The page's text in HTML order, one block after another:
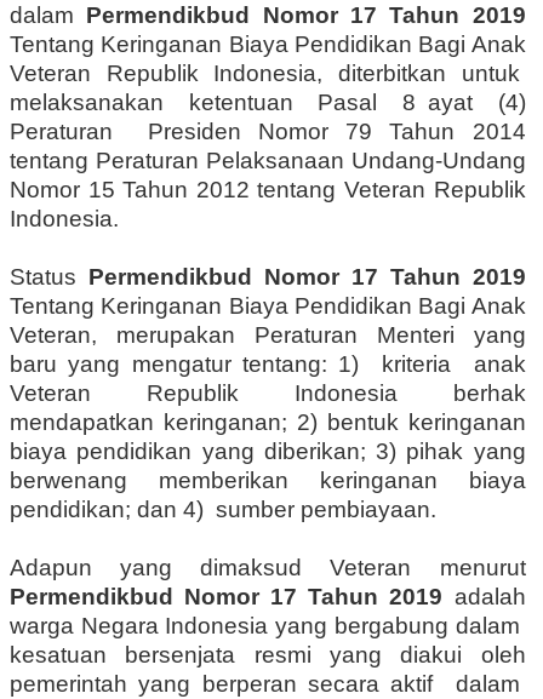
dalam Permendikbud Nomor 17 Tahun 2019
Tentang Keringanan Biaya Pendidikan Bagi Anak
Veteran Republik Indonesia, diterbitkan untuk
melaksanakan ketentuan Pasal 8 ayat (4)
Peraturan Presiden Nomor 79 Tahun 2014
tentang Peraturan Pelaksanaan Undang-Undang
Nomor 15 Tahun 2012 tentang Veteran Republik
Indonesia.
Status Permendikbud Nomor 17 Tahun 2019
Tentang Keringanan Biaya Pendidikan Bagi Anak
Veteran, merupakan Peraturan Menteri yang
baru yang mengatur tentang: 1) kriteria anak
Veteran Republik Indonesia berhak
mendapatkan keringanan; 2) bentuk keringanan
biaya pendidikan yang diberikan; 3) pihak yang
berwenang memberikan keringanan biaya
pendidikan; dan 4) sumber pembiayaan.
Adapun yang dimaksud Veteran menurut
Permendikbud Nomor 17 Tahun 2019 adalah
warga Negara Indonesia yang bergabung dalam
kesatuan bersenjata resmi yang diakui oleh
pemerintah yang berperan secara aktif dalam